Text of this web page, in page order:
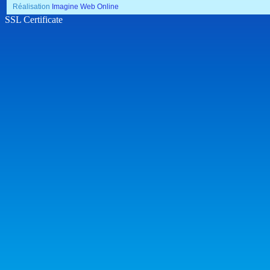
Réalisation Imagine Web Online
SSL Certificate